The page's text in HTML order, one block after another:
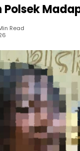
Polsek
Read